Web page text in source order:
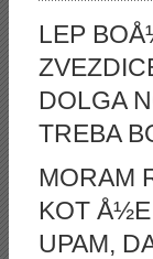
LEP
DOLGA
TREBA
MORAM
KOT
UPAM,